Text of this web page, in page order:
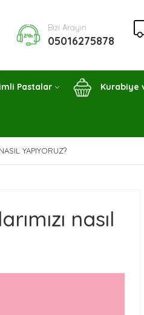
Bizi Arayın
05016275878
Pastalar Kurabiye
YAPIYORUZ?
nasıl